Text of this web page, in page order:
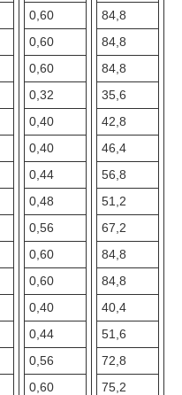
0,60
0,60
0,60
0,32
0,40
0,40
0,44
0,48
0,56
0,60
0,60
0,40
0,44
0,56
0,60
84,8
84,8
84,8
35,6
42,8
46,4
56,8
51,2
67,2
84,8
84,8
40,4
51,6
72,8
75,2